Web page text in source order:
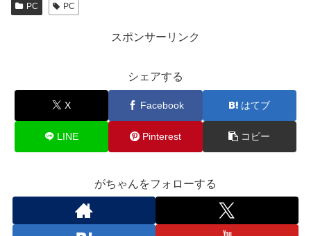
PC PC
スポンサーリンク
シェアする
X Facebook はてブ
LINE Pinterest コピー
がちゃんをフォローする